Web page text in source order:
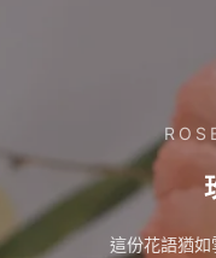
這份花語猶如